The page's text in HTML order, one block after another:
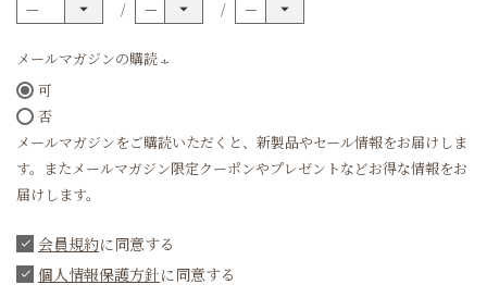
メールマガジンの購読
可
否
メールマガジンをご購読いただくと、新製品やセール情報をお届けしま
す。またメールマガジン限定クーポンやプレゼントなどお得な情報をお
届けします。
会員規約に同意する
個人情報保護方針に同意する